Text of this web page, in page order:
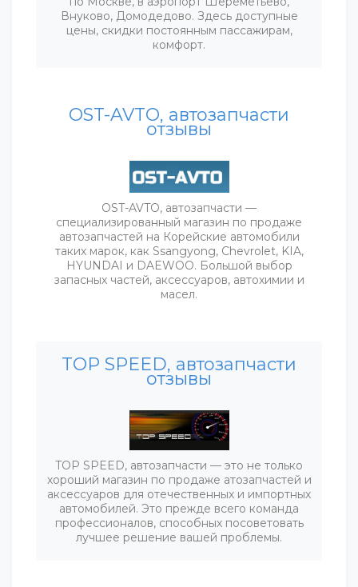
Внуково, Домодедово. Здесь доступные
цены, скидки постоянным пассажирам,
комфорт.
OST-AVTO, автозапчасти
отзывы
OST-AVTO, автозапчасти —
специализированный магазин по продаже
автозапчастей на Корейские автомобили
таких марок, как Ssangyong, Chevrolet, KIA,
HYUNDAI и DAEWOO. Большой выбор
запасных частей, аксессуаров, автохимии и
масел.
TOP SPEED, автозапчасти
отзывы
TOP SPEED, автозапчасти — это не только
хороший магазин по продаже атозапчастей и
аксессуаров для отечественных и импортных
автомобилей. Это прежде всего команда
профессионалов, способных посоветовать
лучшее решение вашей проблемы.